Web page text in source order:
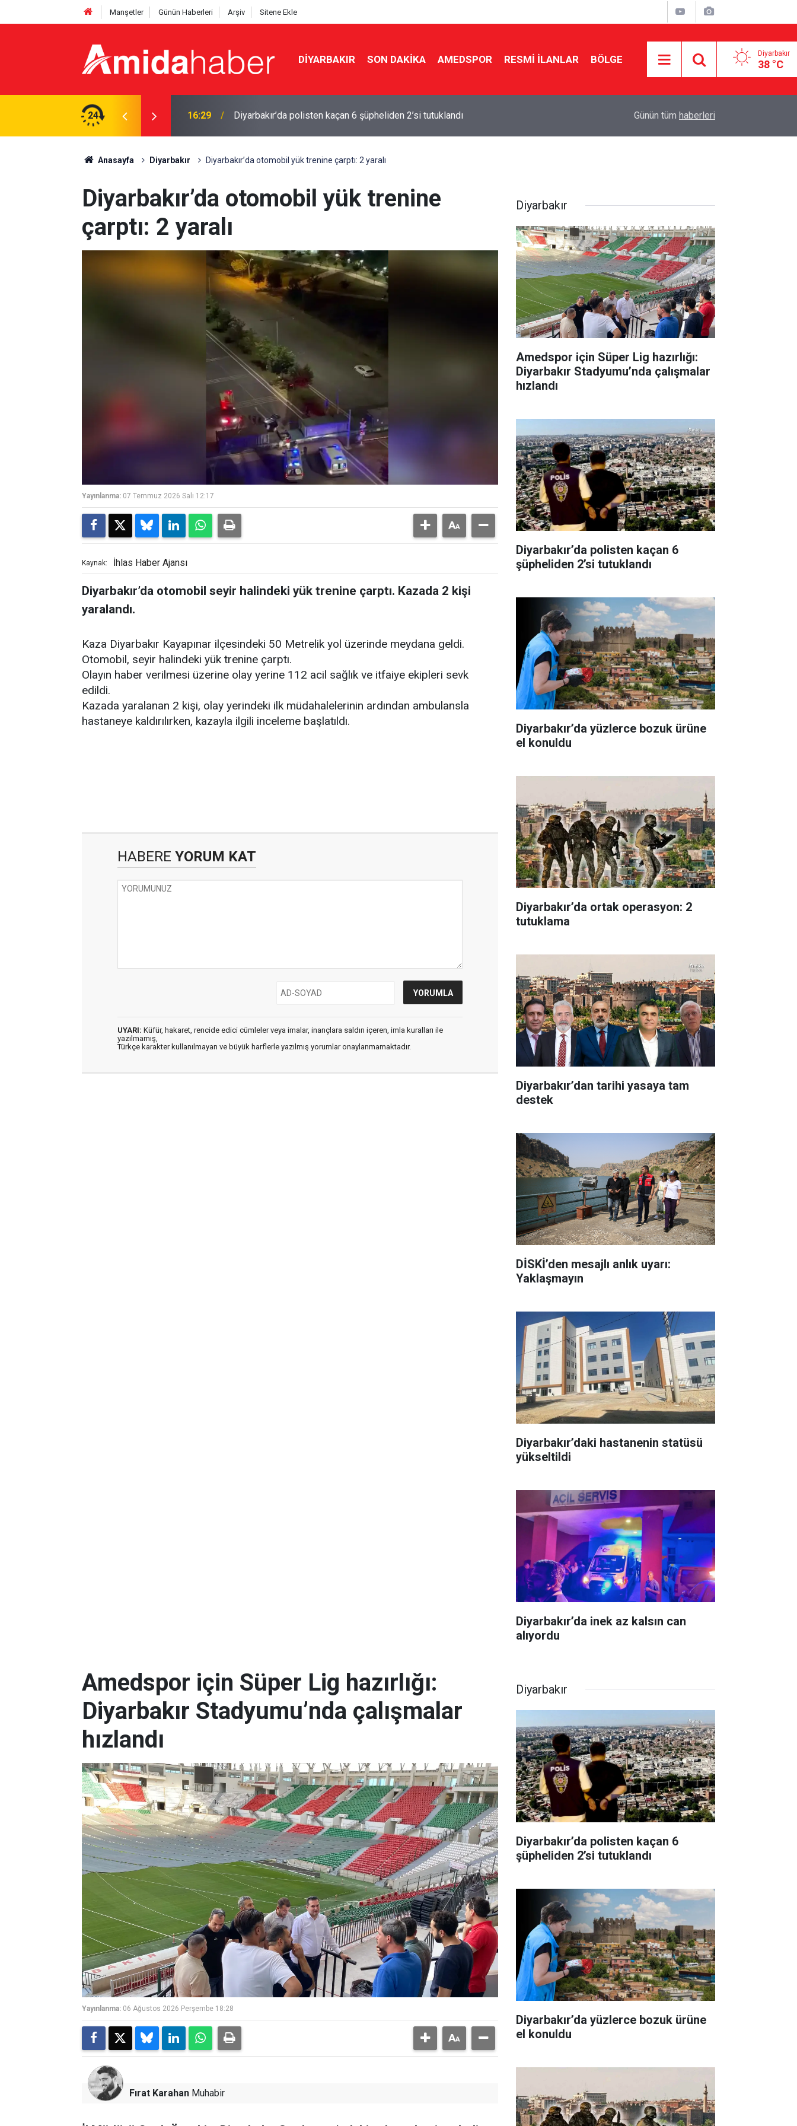
Manşetler Günün Haberleri Arşiv Sitene Ekle
DIYARBAKIR SON DAKIKA AMEDSPOR RESMI İLANLAR BÖLGE Diyarbakır
38 °C
24
2’si tutuklandı 16:09 Amedspor’un Diyarbakır’a dönüş tarihi belli oldu Borç yapılandırılmasında son gün 31 Ağustos
Günün tüm haberleri
Anasayfa Diyarbakır Diyarbakır’da otomobil yük trenine çarptı: 2 yaralı
Diyarbakır’da otomobil yük trenine
çarptı: 2 yaralı
Yayınlanma: 07 Temmuz 2026 Salı 12:17
Kaynak: İhlas Haber Ajansı
Diyarbakır’da otomobil seyir halindeki yük trenine çarptı. Kazada 2 kişi
yaralandı.
Kaza Diyarbakır Kayapınar ilçesindeki 50 Metrelik yol üzerinde meydana geldi.
Otomobil, seyir halindeki yük trenine çarptı.
Olayın haber verilmesi üzerine olay yerine 112 acil sağlık ve itfaiye ekipleri sevk
edildi.
Kazada yaralanan 2 kişi, olay yerindeki ilk müdahalelerinin ardından ambulansla
hastaneye kaldırılırken, kazayla ilgili inceleme başlatıldı.
HABERE YORUM KAT
UYARI: Küfür, hakaret, rencide edici cümleler veya imalar, inançlara saldırı içeren, imla kuralları ile
yazılmamış,
Türkçe karakter kullanılmayan ve büyük harflerle yazılmış yorumlar onaylanmamaktadır.
Diyarbakır
Amedspor için Süper Lig hazırlığı:
Diyarbakır Stadyumu’nda çalışmalar
hızlandı
Diyarbakır’da polisten kaçan 6
şüpheliden 2’si tutuklandı
Diyarbakır’da yüzlerce bozuk ürüne
el konuldu
Diyarbakır’da ortak operasyon: 2
tutuklama
Diyarbakır’dan tarihi yasaya tam
destek
DİSKİ’den mesajlı anlık uyarı:
Yaklaşmayın
Diyarbakır’daki hastanenin statüsü
yükseltildi
Diyarbakır’da inek az kalsın can
alıyordu
Amedspor için Süper Lig hazırlığı:
Diyarbakır Stadyumu’nda çalışmalar
hızlandı
Yayınlanma: 06 Ağustos 2026 Perşembe 18:28
Fırat Karahan Muhabir
Diyarbakır
Diyarbakır’da polisten kaçan 6
şüpheliden 2’si tutuklandı
Diyarbakır’da yüzlerce bozuk ürüne
el konuldu